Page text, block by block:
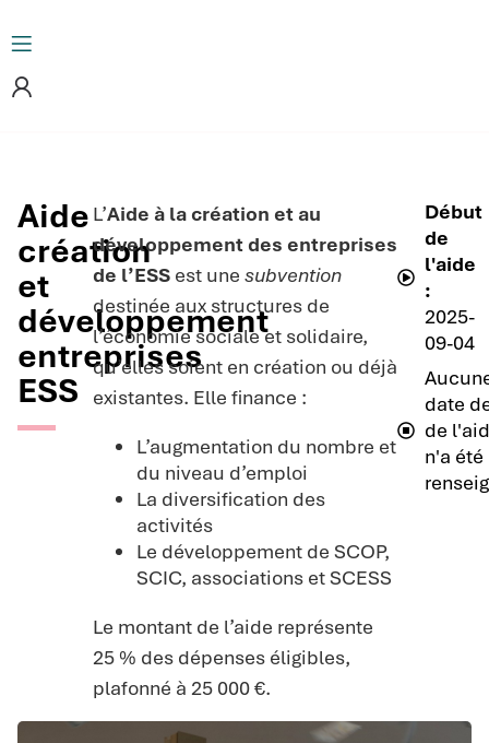
Aide
création
et
développement
entreprises
ESS
L’Aide à la création et au
développement des entreprises
de l’ESS est unesubvention
destinée aux structures de
l’économie sociale et solidaire,
qu’elles soient en création ou déjà
existantes. Elle finance :
L’augmentation du nombre et
du niveau d’emploi
La diversification des
activités
Le développement de SCOP,
SCIC, associations et SCESS
Le montant de l’aide représente
25 % des dépenses éligibles,
plafonné à 25 000 €.
Début
de
l'aide
:
2025-
09-04
date
de
n'a été